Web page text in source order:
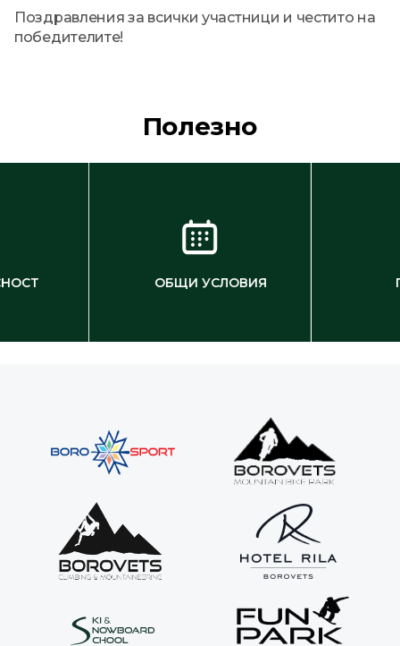
Поздравления за всички участници и честито на
победителите!
Полезно
ОБЩИ УСЛОВИЯ